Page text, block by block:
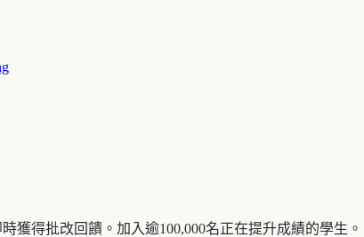
獲得批改回饋。加入逾100,000名正在提升成績的學生。